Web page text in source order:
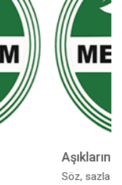
Aşıkların Teliden
Söz, sazla